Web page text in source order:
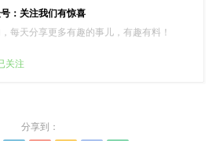
：关注我们有惊喜
每天分享更多有趣的事儿，有趣有料！
关注
分享到：